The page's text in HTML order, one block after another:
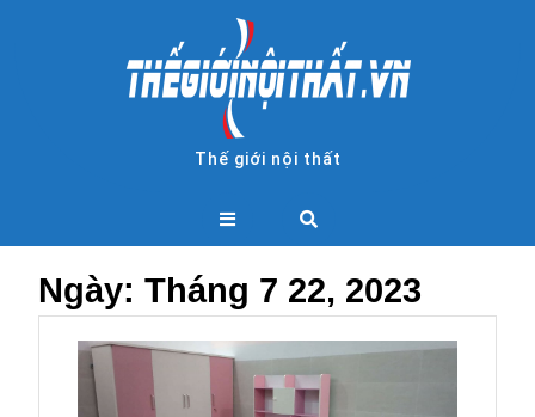
Thế giới nội thất
Open
Button
Ngày: Tháng 7 22, 2023